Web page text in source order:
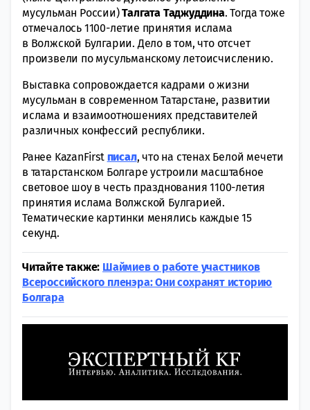
мусульман России)Талгата Таджуддина. Тогда тоже
отмечалось 1100-летие принятия ислама
в Волжской Булгарии. Дело в том, что отсчет
произвели по мусульманскому летоисчислению.
Выставка сопровождается кадрами о жизни
мусульман в современном Татарстане, развитии
ислама и взаимоотношениях представителей
различных конфессий республики.
Ранее KazanFirst писал, что на стенах Белой мечети
в татарстанском Болгаре устроили масштабное
световое шоу в честь празднования 1100-летия
принятия ислама Волжской Булгарией.
Тематические картинки менялись каждые 15
секунд.
Читайте также: Шаймиев о работе участников
Всероссийского пленэра: Они сохранят историю
Болгара